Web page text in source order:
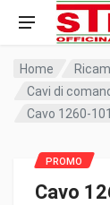
Home
Cavi di
Cavo 1260-
Cavo